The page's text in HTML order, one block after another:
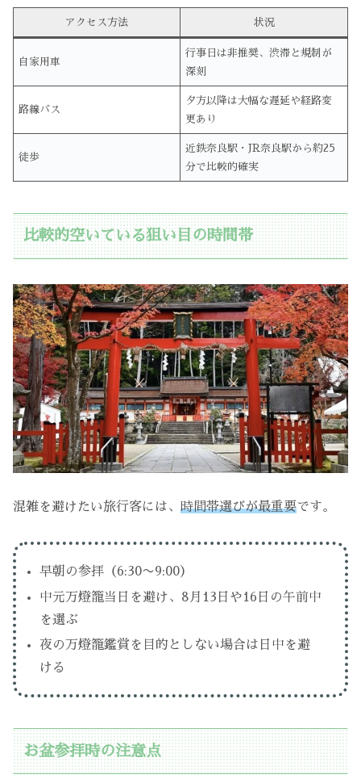
アクセス方法 状況
自家用車
行事日は非推奨、渋滞と規制が
深刻
路線バス
夕方以降は大幅な遅延や経路変
更あり
徒歩
近鉄奈良駅・JR奈良駅から約25
分で比較的確実
比較的空いている狙い目の時間帯
混雑を避けたい旅行客には、 時間帯選びが最重要です。
早朝の参拝（6:30〜9:00）
中元万燈籠当日を避け、8月13日や16日の午前中
を選ぶ
夜の万燈籠鑑賞を目的としない場合は日中を避
ける
お盆参拝時の注意点